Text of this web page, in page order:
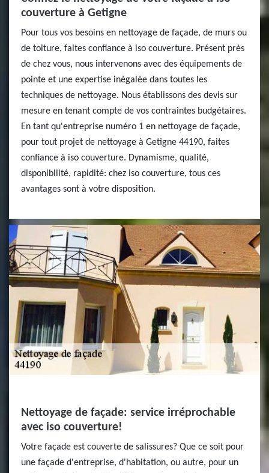
couverture à Getigne
Pour tous vos besoins en nettoyage de façade, de murs ou
de toiture, faites confiance à iso couverture. Présent près
de chez vous, nous intervenons avec des équipements de
pointe et une expertise inégalée dans toutes les
techniques de nettoyage. Nous établissons des devis sur
mesure en tenant compte de vos contraintes budgétaires.
En tant qu'entreprise numéro 1 en nettoyage de façade,
pour tout projet de nettoyage à Getigne 44190, faites
confiance à iso couverture. Dynamisme, qualité,
disponibilité, rapidité: chez iso couverture, tous ces
avantages sont à votre disposition.
Nettoyage de façade: service irréprochable
avec iso couverture!
Votre façade est couverte de salissures? Que ce soit pour
une façade d'entreprise, d'habitation, ou autre, pour un